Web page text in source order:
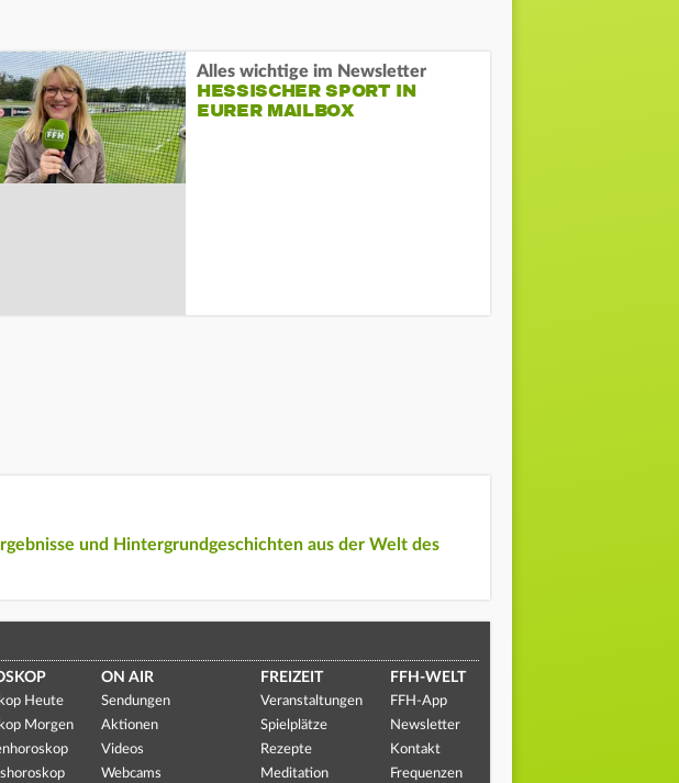
Alles wichtige im Newsletter
HESSISCHER SPORT IN
EURER MAILBOX
und Hintergrundgeschichten aus der Welt des
Heute
Morgen
ON AIR
Sendungen
Aktionen
Videos
Webcams
FREIZEIT
Veranstaltungen
Spielplätze
Rezepte
Meditation
FFH-WELT
FFH-App
Newsletter
Kontakt
Frequenzen